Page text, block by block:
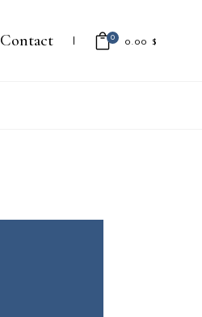
Contact 0 0.00 $